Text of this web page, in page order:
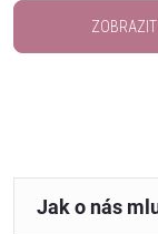
ZOBRAZIT